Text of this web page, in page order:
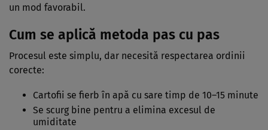
un mod favorabil.
Cum se aplică metoda pas cu pas
Procesul este simplu, dar necesită respectarea ordinii
corecte:
Cartofii se fierb în apă cu sare timp de 10–15 minute
Se scurg bine pentru a elimina excesul de
umiditate